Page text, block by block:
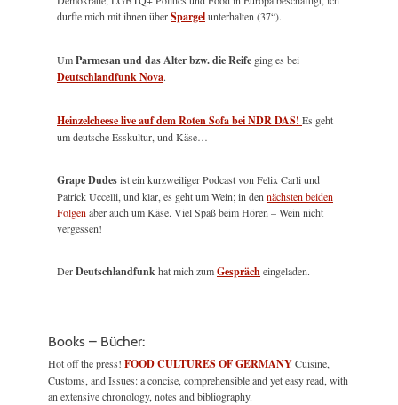
durfte mich mit ihnen überSpargelunterhalten (37“).
UmParmesan und das Alter bzw. die Reife ging es bei
Deutschlandfunk Nova.
Heinzelcheese live auf dem Roten Sofa bei NDR DAS! Es geht
um deutsche Esskultur, und Käse…
Grape Dudesist ein kurzweiliger Podcast von Felix Carli und
Patrick Uccelli, und klar, es geht um Wein; in den nächsten beiden
Folgen aber auch um Käse. Viel Spaß beim Hören – Wein nicht
vergessen!
DerDeutschlandfunkhat mich zumGesprächeingeladen.
Books – Bücher:
Hot off the press! FOOD CULTURES OF GERMANYCuisine,
Customs, and Issues: a concise, comprehensible and yet easy read, with
an extensive chronology, notes and bibliography.